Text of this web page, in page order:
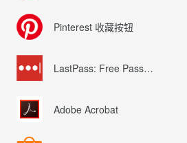
Pinterest 收藏按钮
LastPass: Free Password Manager
Adobe Acrobat